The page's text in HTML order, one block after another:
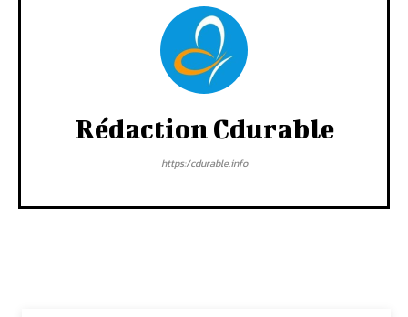
Rédaction Cdurable
https:/cdurable.info